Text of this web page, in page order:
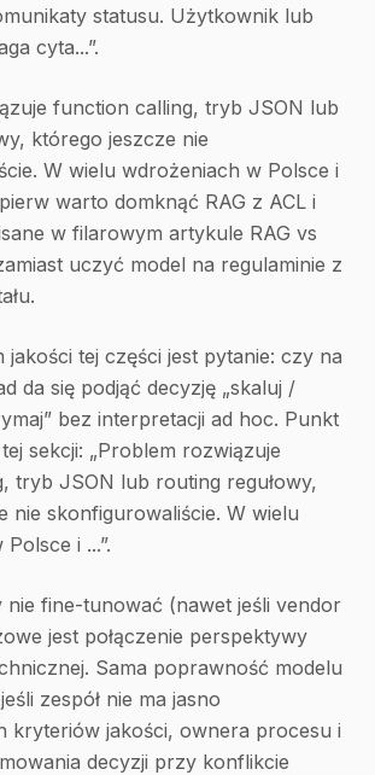
statusu. Użytkownik lub
cyta...”.
function calling, tryb JSON lub
którego jeszcze nie
W wielu wdrożeniach w Polsce i
warto domknąć RAG z ACL i
w filarowym artykule RAG vs
uczyć model na regulaminie z
jakości tej części jest pytanie: czy na
da się podjąć decyzję „skaluj /
bez interpretacji ad hoc. Punkt
sekcji: „Problem rozwiązuje
tryb JSON lub routing regułowy,
nie skonfigurowaliście. W wielu
i ...”.
nie fine-tunować (nawet jeśli vendor
jest połączenie perspektywy
Sama poprawność modelu
zespół nie ma jasno
kryteriów jakości, ownera procesu i
decyzji przy konflikcie